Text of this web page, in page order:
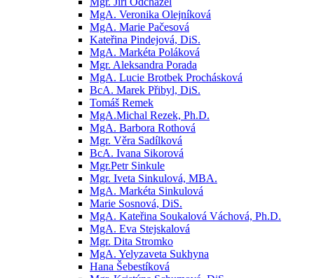
MgA. Veronika Olejníková
MgA. Marie Pačesová
Kateřina Pindejová, DiS.
MgA. Markéta Poláková
Mgr. Aleksandra Porada
MgA. Lucie Brotbek Prochásková
BcA. Marek Přibyl, DiS.
Tomáš Remek
MgA.Michal Rezek, Ph.D.
MgA. Barbora Rothová
Mgr. Věra Sadílková
BcA. Ivana Sikorová
Mgr.Petr Sinkule
Mgr. Iveta Sinkulová, MBA.
MgA. Markéta Sinkulová
Marie Sosnová, DiS.
MgA. Kateřina Soukalová Váchová, Ph.D.
MgA. Eva Stejskalová
Mgr. Dita Stromko
MgA. Yelyzaveta Sukhyna
Hana Šebestíková